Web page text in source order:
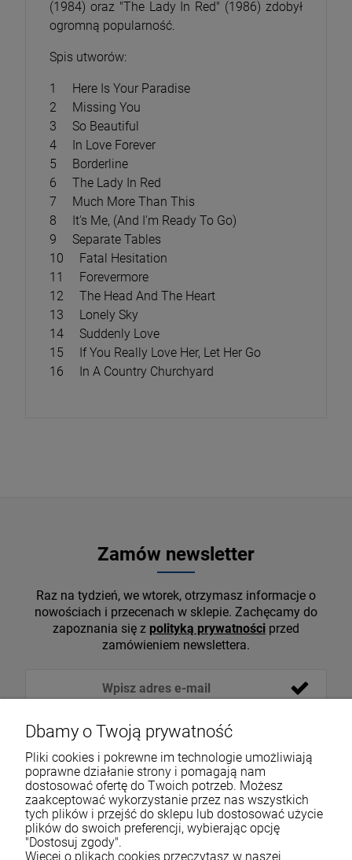
(1984) oraz "The Lady In Red" (1986) zdobył
ogromną popularność.
Spis utworów:
1 Here Is Your Paradise
2 Missing You
3 So Beautiful
4 In Love Forever
5 Borderline
6 The Lady In Red
7 Much More Than This
8 It's Me, (And I'm Ready To Go)
9 Separate Tables
10 Fatal Hesitation
11 Forevermore
12 The Head And The Heart
13 Lonely Sky
14 Suddenly Love
15 If You Really Love Her, Let Her Go
16 In A Country Churchyard
Zamów newsletter
Raz na tydzień, we wtorek, otrzymasz informacje o
nowościach i przecenach w sklepie. Zachęcamy do
zapoznania się z polityką prywatności przed
zamówieniem newslettera.
VOICESHOP.PL
ZAKUPY
Dbamy o Twoją prywatność
Pliki cookies i pokrewne im technologie umożliwiają
poprawne działanie strony i pomagają nam
dostosować ofertę do Twoich potrzeb. Możesz
zaakceptować wykorzystanie przez nas wszystkich
tych plików i przejść do sklepu lub dostosować użycie
plików do swoich preferencji, wybierając opcję
"Dostosuj zgody".
Więcej o plikach cookies przeczytasz w naszej